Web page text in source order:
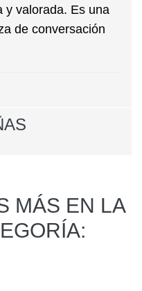
y valorada. Es una
de conversación
MÁS EN LA